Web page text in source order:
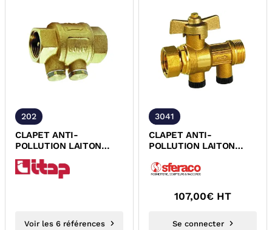
202
CLAPET ANTI-
POLLUTION LAITON
FEMELLE FEMELLE NF
ACS
Voir les 6 références
3041
CLAPET ANTI-
POLLUTION LAITON
BOISSEAU SPHERIQUE
INCORPORE ACS
107,00€ HT
Se connecter